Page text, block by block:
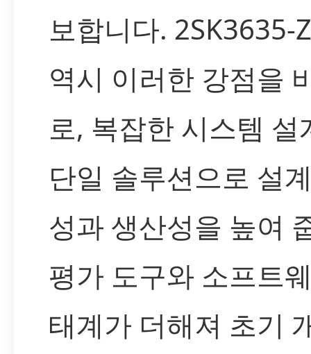
보합니다. 2SK3635-
역시 이러한 강점을
로, 복잡한 시스템 설
단일 솔루션으로 설
성과 생산성을 높여
평가 도구와 소프트
태계가 더해져 초기